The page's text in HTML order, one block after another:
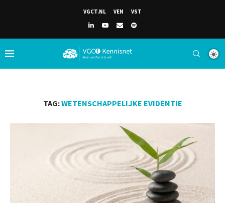
VGCT.NL VEN VST
TAG:WETENSCHAPPELIJKE EVIDENTIE